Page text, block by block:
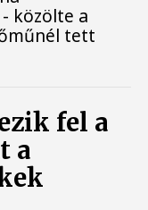
közölte a
tett
fel a
a